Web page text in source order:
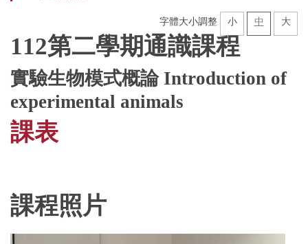
課程列表
招生及課程報名
課程及活動照片
夥伴連結
字體大小調整 小 中 大
112第二學期通識課程
實驗生物模式概論 Introduction of
experimental animals
課表
課程照片